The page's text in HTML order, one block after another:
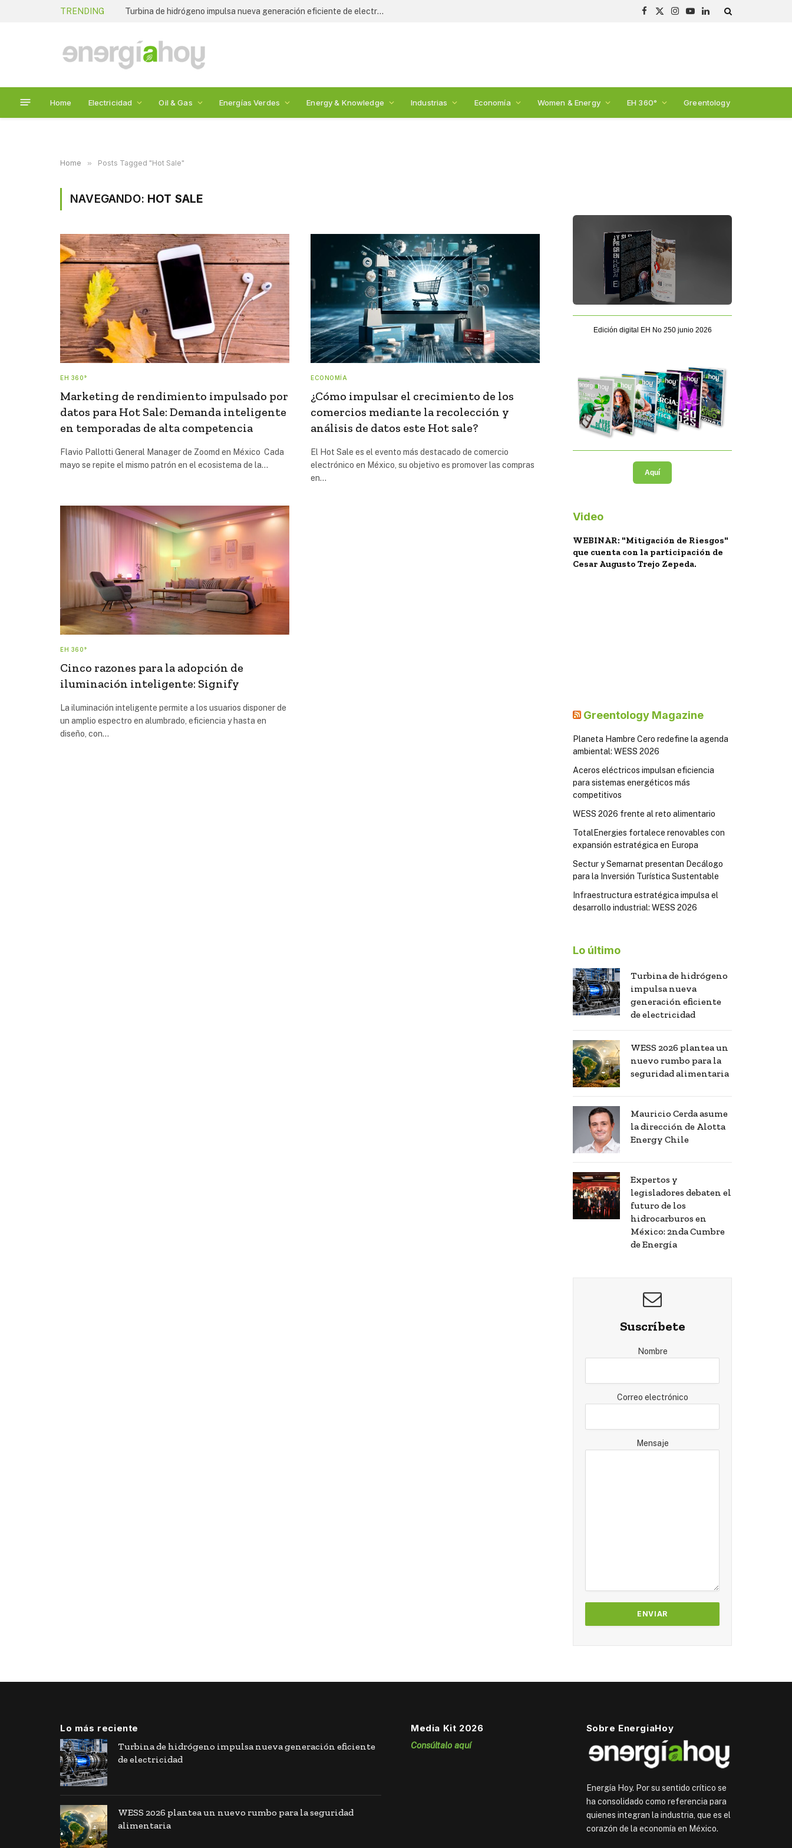
TRENDING Turbina de hidrógeno impulsa nueva generación eficiente de electricidad
Facebook
X
Instagram
YouTubeLinkedIn
Home Electricidad Oil & Gas Energías Verdes Energy & Knowledge Industrias Economía Women & Energy EH 360° Greentology
Home » Posts Tagged "Hot Sale"
NAVEGANDO: HOT SALE
EH 360°
Marketing de rendimiento impulsado por
datos para Hot Sale: Demanda inteligente
en temporadas de alta competencia
Flavio Pallotti General Manager de Zoomd en México Cada
mayo se repite el mismo patrón en el ecosistema de la…
ECONOMÍA
¿Cómo impulsar el crecimiento de los
comercios mediante la recolección y
análisis de datos este Hot sale?
El Hot Sale es el evento más destacado de comercio
electrónico en México, su objetivo es promover las compras
en…
EH 360°
Cinco razones para la adopción de
iluminación inteligente: Signify
La iluminación inteligente permite a los usuarios disponer de
un amplio espectro en alumbrado, eficiencia y hasta en
diseño, con…
Edición digital EH No 250 junio 2026
Aquí
Video
WEBINAR: "Mitigación de Riesgos"
que cuenta con la participación de
Cesar Augusto Trejo Zepeda.
Greentology Magazine
Planeta Hambre Cero redefine la agenda
ambiental: WESS 2026
Aceros eléctricos impulsan eficiencia
para sistemas energéticos más
competitivos
WESS 2026 frente al reto alimentario
TotalEnergies fortalece renovables con
expansión estratégica en Europa
Sectur y Semarnat presentan Decálogo
para la Inversión Turística Sustentable
Infraestructura estratégica impulsa el
desarrollo industrial: WESS 2026
Lo último
Turbina de hidrógeno
impulsa nueva
generación eficiente
de electricidad
WESS 2026 plantea un
nuevo rumbo para la
seguridad alimentaria
Mauricio Cerda asume
la dirección de Alotta
Energy Chile
Expertos y
legisladores debaten el
futuro de los
hidrocarburos en
México: 2nda Cumbre
de Energía
Suscríbete
Nombre
Correo electrónico
Mensaje
Lo más reciente
Turbina de hidrógeno impulsa nueva generación eficiente
de electricidad
WESS 2026 plantea un nuevo rumbo para la seguridad
alimentaria
Media Kit 2026
Consúltalo aquí
Sobre EnergiaHoy
Energía Hoy. Por su sentido crítico se
ha consolidado como referencia para
quienes integran la industria, que es el
corazón de la economía en México.